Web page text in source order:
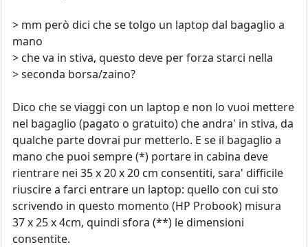
> mm però dici che se tolgo un laptop dal bagaglio a
mano
> che va in stiva, questo deve per forza starci nella
> seconda borsa/zaino?
Dico che se viaggi con un laptop e non lo vuoi mettere
nel bagaglio (pagato o gratuito) che andra' in stiva, da
qualche parte dovrai pur metterlo. E se il bagaglio a
mano che puoi sempre (*) portare in cabina deve
rientrare nei 35 x 20 x 20 cm consentiti, sara' difficile
riuscire a farci entrare un laptop: quello con cui sto
scrivendo in questo momento (HP Probook) misura
37 x 25 x 4cm, quindi sfora (**) le dimensioni
consentite.